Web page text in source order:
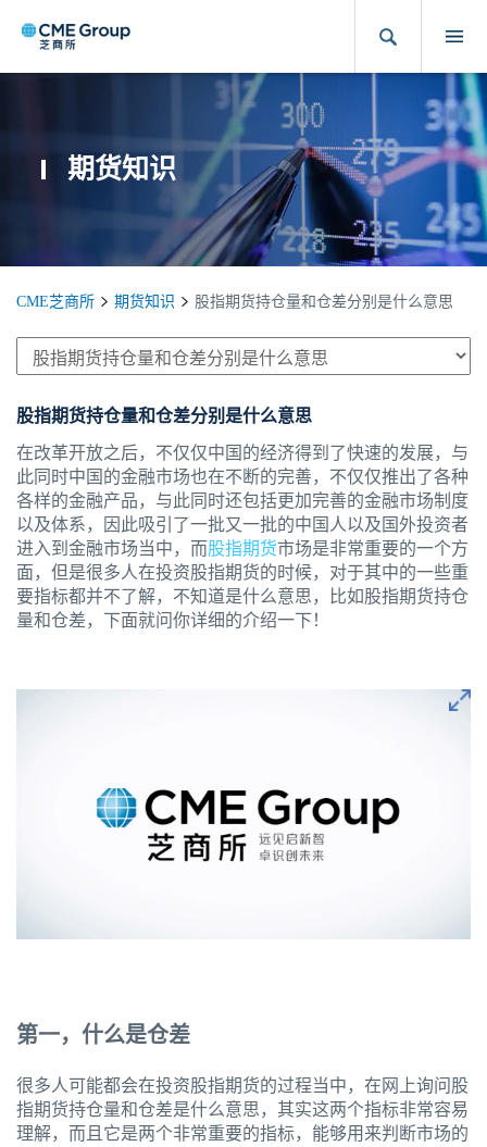
期货知识
CME芝商所 期货知识 股指期货持仓量和仓差分别是什么意思
股指期货持仓量和仓差分别是什么意思
在改革开放之后，不仅仅中国的经济得到了快速的发展，与
此同时中国的金融市场也在不断的完善，不仅仅推出了各种
各样的金融产品，与此同时还包括更加完善的金融市场制度
以及体系，因此吸引了一批又一批的中国人以及国外投资者
进入到金融市场当中，而股指期货市场是非常重要的一个方
面，但是很多人在投资股指期货的时候，对于其中的一些重
要指标都并不了解，不知道是什么意思，比如股指期货持仓
量和仓差，下面就问你详细的介绍一下！
第一，什么是仓差
很多人可能都会在投资股指期货的过程当中，在网上询问股
指期货持仓量和仓差是什么意思，其实这两个指标非常容易
理解，而且它是两个非常重要的指标，能够用来判断市场的